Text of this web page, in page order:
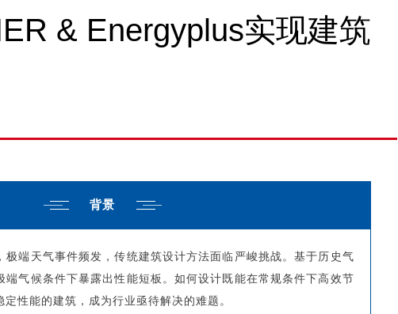
& Energyplus实现建筑
背景
极端天气事件频发，传统建筑设计方法面临严峻挑战。基于历史气
端气候条件下暴露出性能短板。如何设计既能在常规条件下高效节
性能的建筑，成为行业亟待解决的难题。